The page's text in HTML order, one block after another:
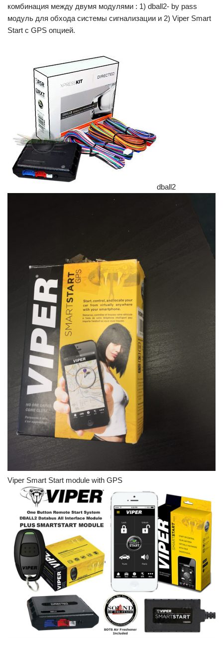
комбинация между двумя модулями : 1) dball2- by pass
модуль для обхода системы сигнализации и 2) Viper Smart
Start с GPS опцией.
dball2
Viper Smart Start module with GPS